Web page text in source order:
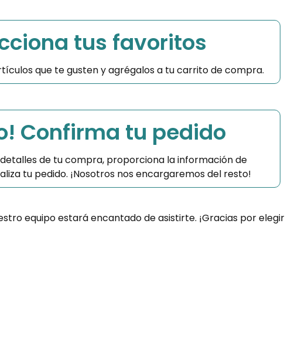
tus favoritos
que te gusten y agrégalos a tu carrito de compra.
Confirma tu pedido
detalles de tu compra, proporciona la información de
tu pedido. ¡Nosotros nos encargaremos del resto!
equipo estará encantado de asistirte. ¡Gracias por elegir